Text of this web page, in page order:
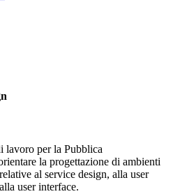
lavoro per la Pubblica
la progettazione di ambienti
al service design, alla user
user interface.